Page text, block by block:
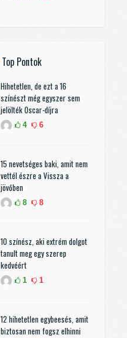
Top Pontok
Hihetetlen, de ezt a 16
színészt még egyszer sem
jelölték Oscar-díjra
4 6
15 nevetséges baki, amit nem
vettél észre a Vissza a
jövőben
8 8
10 színész, aki extrém dolgot
tanult meg egy szerep
kedvéért
1 1
12 hihetetlen egybeesés, amit
biztosan nem fogsz elhinni